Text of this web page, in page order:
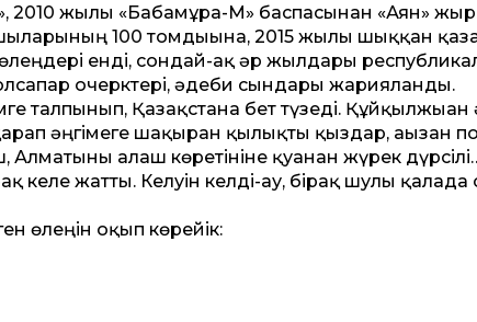
2010 жылы «Бабамұра-М» баспасынан «Аян» жыр
100 томдығына, 2015 жылы шыққан
енді, сондай-ақ әр жылдары
очерктері, әдеби сындары жарияланды.
талпынып, Қазақстанға бет түзеді. Құйқылжыған
әңгімеге шақырған қылықты қыздар, ағызған
алғаш көретініне қуанған жүрек
келе жатты. Келуін келді-ау, бірақ шулы қалада
өлеңін оқып көрейік: